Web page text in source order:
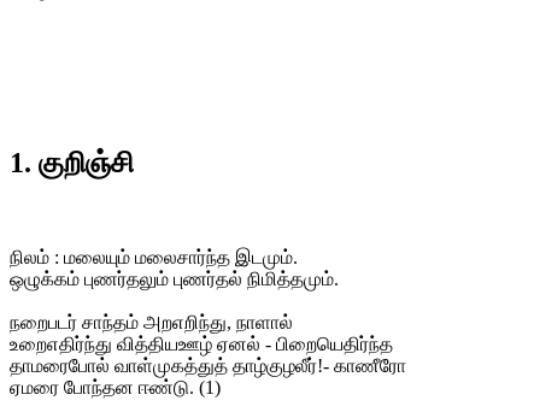
1. குறிஞ்சி
நிலம் : மலையும் மலைசார்ந்த இடமும்.
ஒழுக்கம் புணர்தலும் புணர்தல் நிமித்தமும்.
நறைபடர் சாந்தம் அறஎறிந்து, நாளால்
உறைஎதிர்ந்து வித்தியஊழ் ஏனல் - பிறையெதிர்ந்த
தாமரைபோல் வாள்முகத்துத் தாழ்குழலீர்!- காணீரோ
ஏமரை போந்தன ஈண்டு. (1)